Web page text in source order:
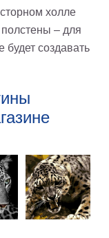
холле
полстены – для
будет создавать